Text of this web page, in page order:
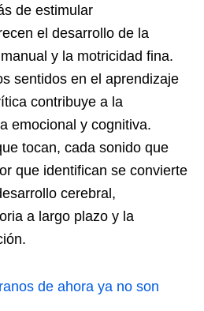
de estimular
el desarrollo de la
y la motricidad fina.
sentidos en el aprendizaje
contribuye a la
emocional y cognitiva.
tocan, cada sonido que
que identifican se convierte
cerebral,
a largo plazo y la
de ahora ya no son